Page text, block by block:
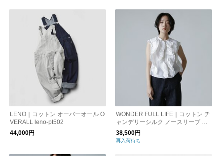
LENO｜コットン オーバーオール O
VERALL leno-pt502
44,000円
WONDER FULL LIFE｜コットン チ
ャンデリーシルク ノースリーブ バ
ード ブラウス “BIRD BLOUSE” wfl2
5-r25
38,500円
再入荷待ち